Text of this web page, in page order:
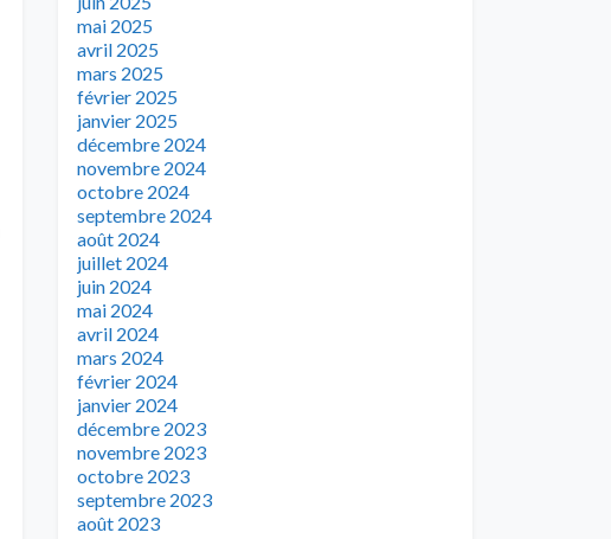
mai 2025
avril 2025
mars 2025
février 2025
janvier 2025
décembre 2024
novembre 2024
octobre 2024
septembre 2024
août 2024
juillet 2024
juin 2024
mai 2024
avril 2024
mars 2024
février 2024
janvier 2024
décembre 2023
novembre 2023
octobre 2023
septembre 2023
août 2023